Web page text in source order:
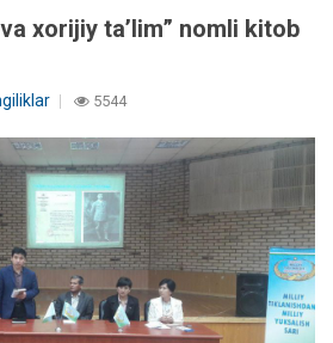
xorijiy ta’lim” nomli kitob
5544